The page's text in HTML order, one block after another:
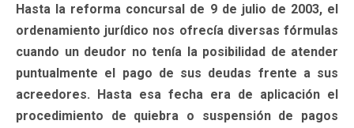
Hasta la reforma concursal de 9 de julio de 2003, el
ordenamiento jurídico nos ofrecía diversas fórmulas
cuando un deudor no tenía la posibilidad de atender
puntualmente el pago de sus deudas frente a sus
acreedores. Hasta esa fecha era de aplicación el
procedimiento de quiebra o suspensión de pagos